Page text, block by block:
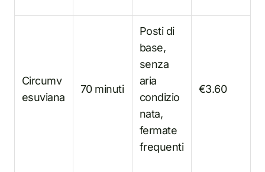
Circumv
esuviana
70 minuti
Posti di
base,
senza
aria
condizio
nata,
fermate
frequenti
€3.60